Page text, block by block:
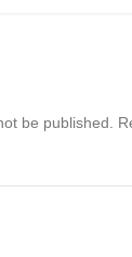
be published.